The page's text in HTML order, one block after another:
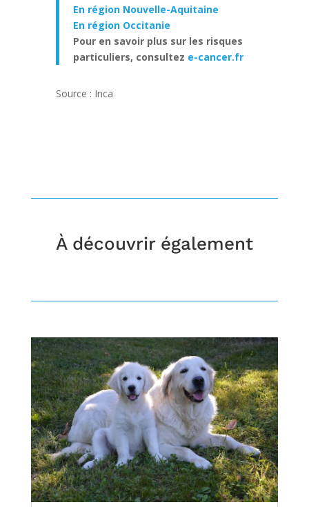
En région Nouvelle-Aquitaine
En région Occitanie
Pour en savoir plus sur les risques
particuliers, consultez e-cancer.fr
Source : Inca
À découvrir également